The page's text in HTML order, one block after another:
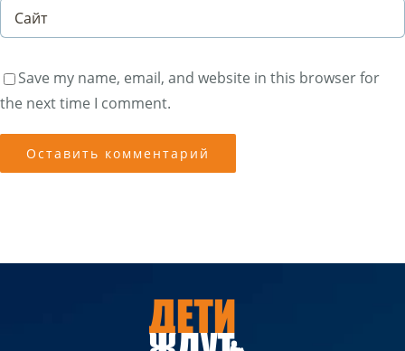
Save my name, email, and website in this browser for
the next time I comment.